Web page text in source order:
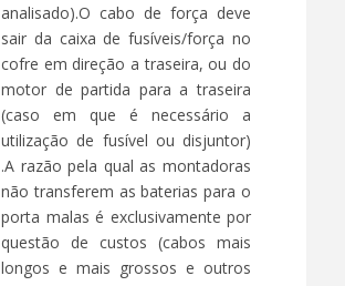
analisado).O cabo de força deve
sair da caixa de fusíveis/força no
cofre em direção a traseira, ou do
motor de partida para a traseira
(caso em que é necessário a
utilização de fusível ou disjuntor)
.A razão pela qual as montadoras
não transferem as baterias para o
porta malas é exclusivamente por
questão de custos (cabos mais
longos e mais grossos e outros